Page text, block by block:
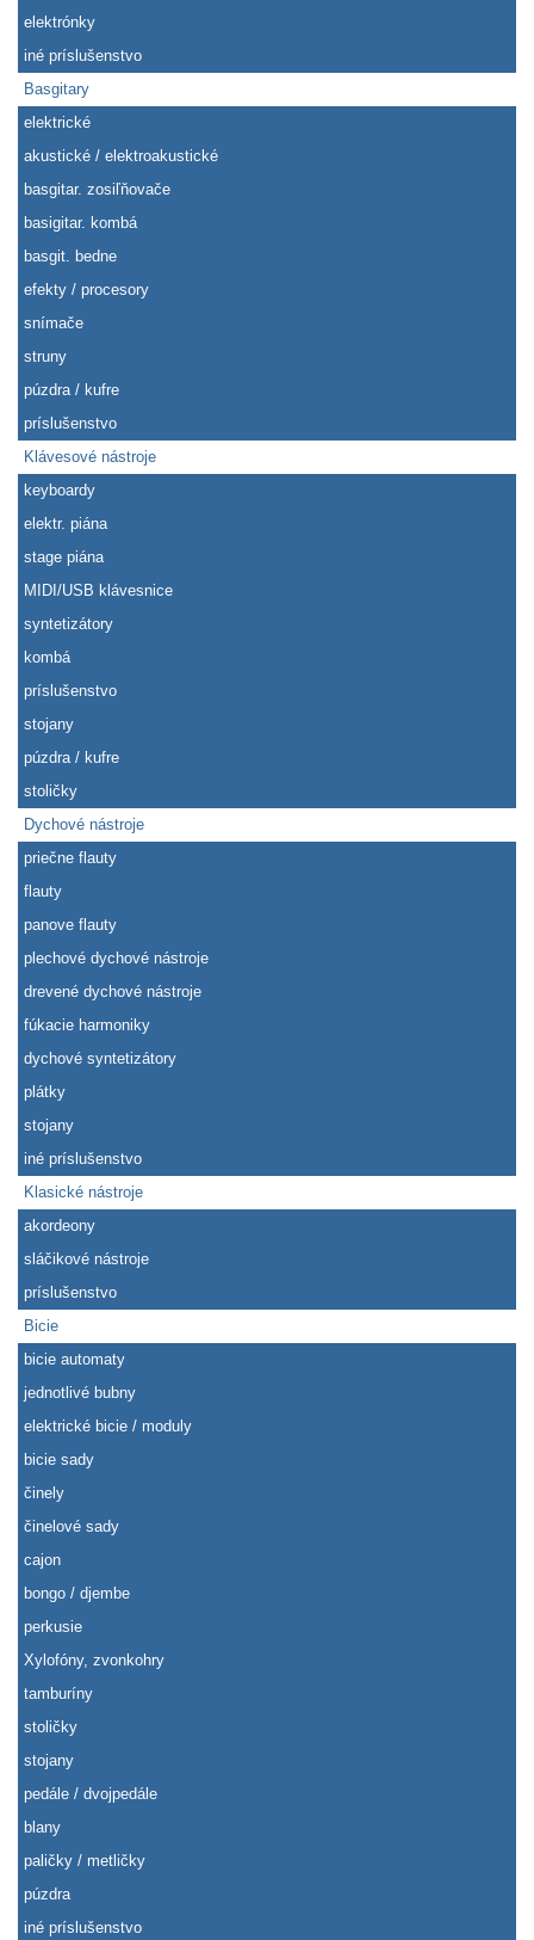
elektrónky
iné príslušenstvo
Basgitary
elektrické
akustické / elektroakustické
basgitar. zosiľňovače
basigitar. kombá
basgit. bedne
efekty / procesory
snímače
struny
púzdra / kufre
príslušenstvo
Klávesové nástroje
keyboardy
elektr. piána
stage piána
MIDI/USB klávesnice
syntetizátory
kombá
príslušenstvo
stojany
púzdra / kufre
stoličky
Dychové nástroje
priečne flauty
flauty
panove flauty
plechové dychové nástroje
drevené dychové nástroje
fúkacie harmoniky
dychové syntetizátory
plátky
stojany
iné príslušenstvo
Klasické nástroje
akordeony
sláčikové nástroje
príslušenstvo
Bicie
bicie automaty
jednotlivé bubny
elektrické bicie / moduly
bicie sady
činely
činelové sady
cajon
bongo / djembe
perkusie
Xylofóny, zvonkohry
tamburíny
stoličky
stojany
pedále / dvojpedále
blany
paličky / metličky
púzdra
iné príslušenstvo